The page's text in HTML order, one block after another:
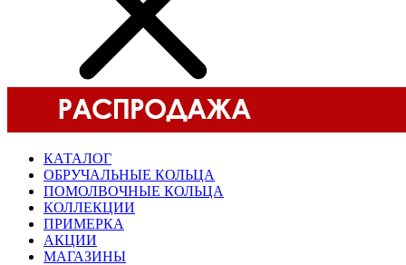
КАТАЛОГ
ОБРУЧАЛЬНЫЕ КОЛЬЦА
ПОМОЛВОЧНЫЕ КОЛЬЦА
КОЛЛЕКЦИИ
ПРИМЕРКА
АКЦИИ
МАГАЗИНЫ